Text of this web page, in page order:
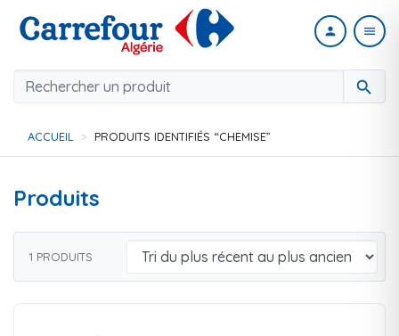
search
person menu
ACCUEIL PRODUITS IDENTIFIÉS “CHEMISE”
Produits
1 PRODUITS